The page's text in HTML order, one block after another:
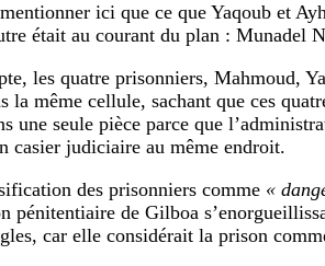
ici que ce que Yaqoub et
était au courant du plan : Munadel
les quatre prisonniers, Mahmoud,
la même cellule, sachant que ces
une seule pièce parce que
casier judiciaire au même endroit.
des prisonniers comme «
pénitentiaire de Gilboa
car elle considérait la prison